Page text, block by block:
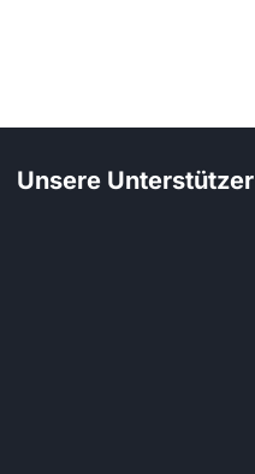
Unsere Unterstützer